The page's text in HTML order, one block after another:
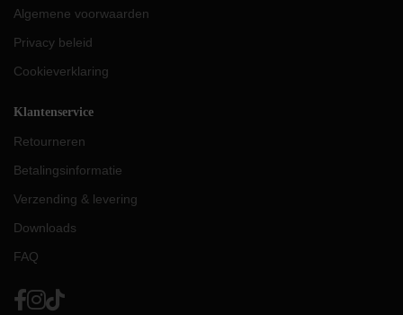
Algemene voorwaarden
Privacy beleid
Cookieverklaring
Klantenservice
Retourneren
Betalingsinformatie
Verzending & levering
Downloads
FAQ